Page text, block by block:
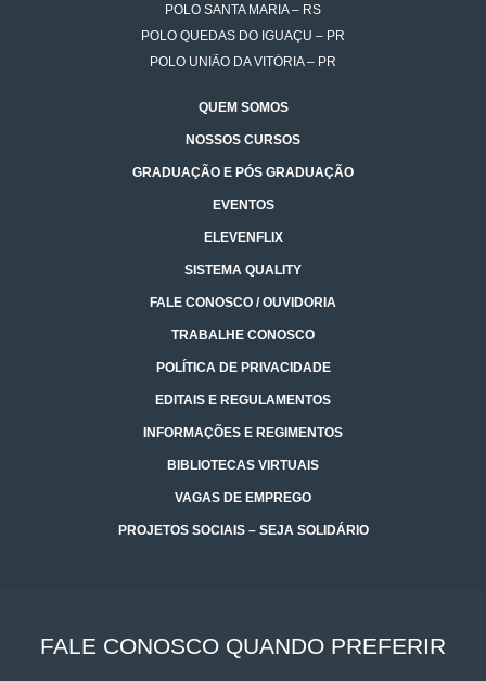
POLO SANTA MARIA – RS
POLO QUEDAS DO IGUAÇU – PR
POLO UNIÃO DA VITÓRIA – PR
QUEM SOMOS
NOSSOS CURSOS
GRADUAÇÃO E PÓS GRADUAÇÃO
EVENTOS
ELEVENFLIX
SISTEMA QUALITY
FALE CONOSCO / OUVIDORIA
TRABALHE CONOSCO
POLÍTICA DE PRIVACIDADE
EDITAIS E REGULAMENTOS
INFORMAÇÕES E REGIMENTOS
BIBLIOTECAS VIRTUAIS
VAGAS DE EMPREGO
PROJETOS SOCIAIS – SEJA SOLIDÁRIO
FALE CONOSCO QUANDO PREFERIR